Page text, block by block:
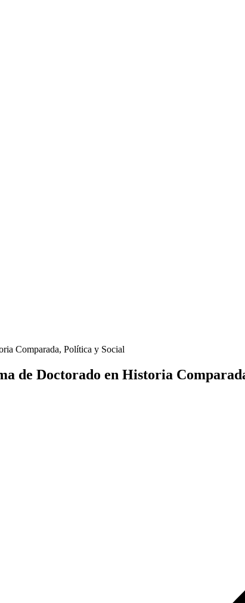
Comparada, Política y Social
de Doctorado en Historia